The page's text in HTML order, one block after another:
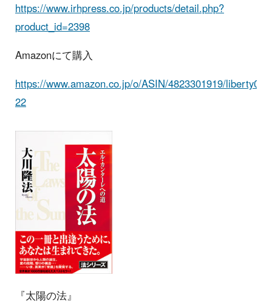
https://www.irhpress.co.jp/products/detail.php?
product_id=2398
Amazonにて購入
https://www.amazon.co.jp/o/ASIN/4823301919/liberty0b-
22
『太陽の法』